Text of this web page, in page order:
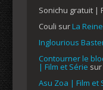
Sonichu gratuit |
Couli surLa
Inglourious
Contourner le
| Film et Série sur
Asu Zoa | Film et